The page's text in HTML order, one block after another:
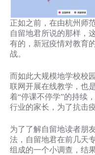
正如之前，在由杭州师
自留地君所说的那样，
有的，新冠疫情对教育
战。
而如此大规模地学校校
联网开展在线教学，也
着“停课不停学”的持续
行业的家长，为了抗击
为了了解自留地读者朋
法，自留地君在前几天
组成的一个小调查，结